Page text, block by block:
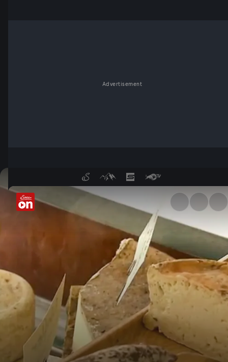
Advertisement
Alles Käse - Eine Almreise -